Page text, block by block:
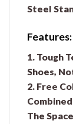
Steel
Features:
1. Tough
Shoes,
2. Free
The